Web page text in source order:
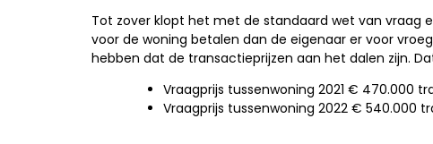
Tot zover klopt het met de standaard wet van vraag
voor de woning betalen dan de eigenaar er voor
hebben dat de transactieprijzen aan het dalen zijn.
Vraagprijs tussenwoning 2021 € 470.000
Vraagprijs tussenwoning 2022 € 540.000